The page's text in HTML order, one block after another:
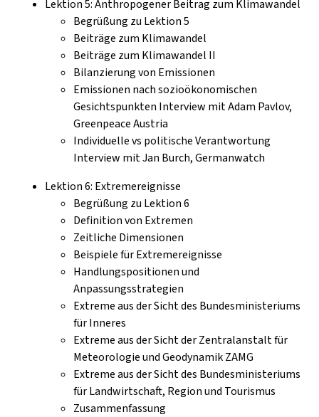
Lektion 5: Anthropogener Beitrag zum Klimawandel
Begrüßung zu Lektion 5
Beiträge zum Klimawandel
Beiträge zum Klimawandel II
Bilanzierung von Emissionen
Emissionen nach sozioökonomischen
Gesichtspunkten Interview mit Adam Pavlov,
Greenpeace Austria
Individuelle vs politische Verantwortung
Interview mit Jan Burch, Germanwatch
Lektion 6: Extremereignisse
Begrüßung zu Lektion 6
Definition von Extremen
Zeitliche Dimensionen
Beispiele für Extremereignisse
Handlungspositionen und
Anpassungsstrategien
Extreme aus der Sicht des Bundesministeriums
für Inneres
Extreme aus der Sicht der Zentralanstalt für
Meteorologie und Geodynamik ZAMG
Extreme aus der Sicht des Bundesministeriums
für Landwirtschaft, Region und Tourismus
Zusammenfassung